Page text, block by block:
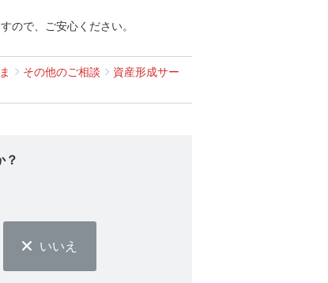
ので、ご安心ください。
その他のご相談
資産形成サー
？
いいえ